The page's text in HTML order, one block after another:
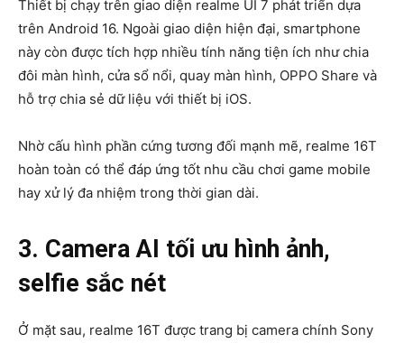
Thiết bị chạy trên giao diện realme UI 7 phát triển dựa
trên Android 16. Ngoài giao diện hiện đại, smartphone
này còn được tích hợp nhiều tính năng tiện ích như chia
đôi màn hình, cửa sổ nổi, quay màn hình, OPPO Share và
hỗ trợ chia sẻ dữ liệu với thiết bị iOS.
Nhờ cấu hình phần cứng tương đối mạnh mẽ, realme 16T
hoàn toàn có thể đáp ứng tốt nhu cầu chơi game mobile
hay xử lý đa nhiệm trong thời gian dài.
3. Camera AI tối ưu hình ảnh,
selfie sắc nét
Ở mặt sau, realme 16T được trang bị camera chính Sony